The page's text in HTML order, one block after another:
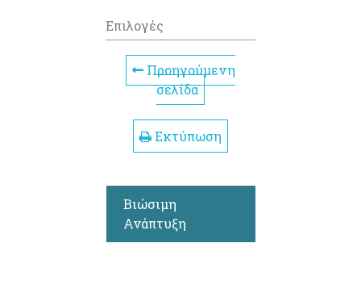
Επιλογές
Προηγούμενη
σελίδα
Εκτύπωση
Βιώσιμη
Ανάπτυξη